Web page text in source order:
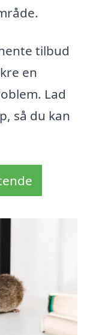
tilbud
en
Lad
så du kan